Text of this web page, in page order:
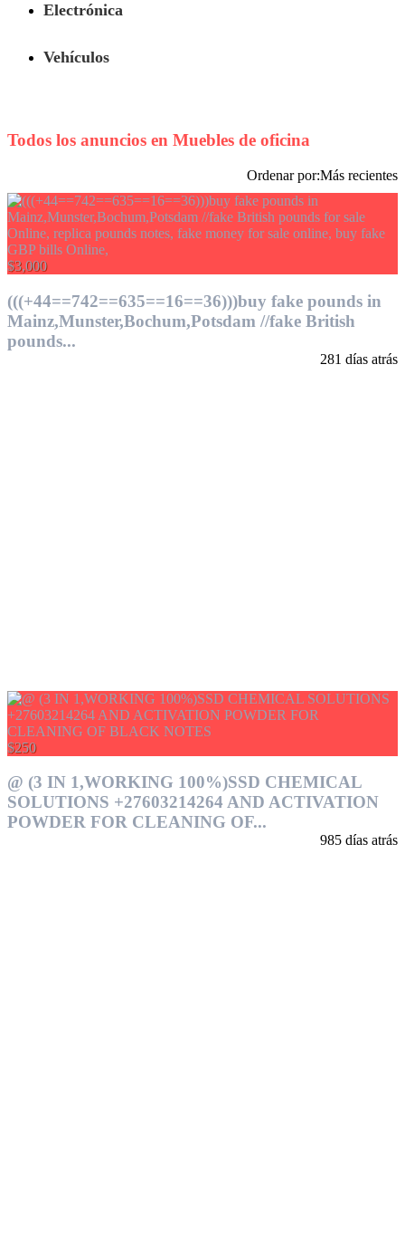
Electrónica
Vehículos
Todos los anuncios en Muebles de oficina
Más recientes
Ordenar por:
$3,000
(((+44==742==635==16==36)))buy fake pounds in
Mainz,Munster,Bochum,Potsdam //fake British
pounds...
281 días atrás
$250
@ (3 IN 1,WORKING 100%)SSD CHEMICAL
SOLUTIONS +27603214264 AND ACTIVATION
POWDER FOR CLEANING OF...
985 días atrás